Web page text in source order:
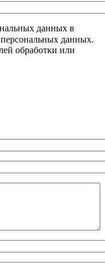
данных в
данных.
обработки или